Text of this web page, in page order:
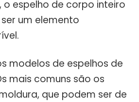
o espelho de corpo inteiro
um elemento
modelos de espelhos de
mais comuns são os
que podem ser de